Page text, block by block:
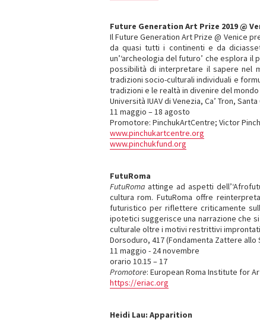
Future Generation Art Prize 2019 @
Il Future Generation Art Prize @ Venice
da quasi tutti i continenti e da
un’‘archeologia del futuro’ che esplora
possibilità di interpretare il sapere nel
tradizioni socio-culturali individuali e
tradizioni e le realtà in divenire del
Università IUAV di Venezia, Ca’ Tron,
11 maggio – 18 agosto
Promotore: PinchukArtCentre; Victor
www.pinchukartcentre.org
www.pinchukfund.org
FutuRoma
FutuRoma attinge ad aspetti
cultura rom. FutuRoma offre
futuristico per riflettere criticamente
ipotetici suggerisce una narrazione che
culturale oltre i motivi restrittivi
Dorsoduro, 417 (Fondamenta Zattere allo
11 maggio - 24 novembre
orario 10.15 – 17
Promotore: European Roma Institute for
https://eriac.org
Heidi Lau: Apparition